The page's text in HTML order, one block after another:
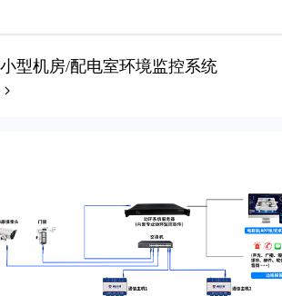
小型机房/配电室环境监控系统